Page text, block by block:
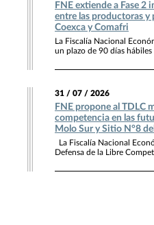
FNE extiende a Fase 2
entre las productoras y
Coexca y Comafri
La Fiscalía Nacional
un plazo de 90 días hábiles
31 / 07 / 2026
FNE propone al TDLC
competencia en las
Molo Sur y Sitio N°8
La Fiscalía Nacional
Defensa de la Libre